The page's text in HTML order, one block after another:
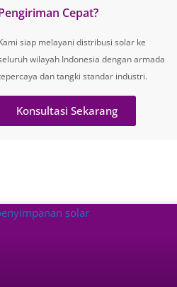
Cepat?
siap melayani distribusi solar ke
wilayah Indonesia dengan armada
dan tangki standar industri.
Konsultasi Sekarang